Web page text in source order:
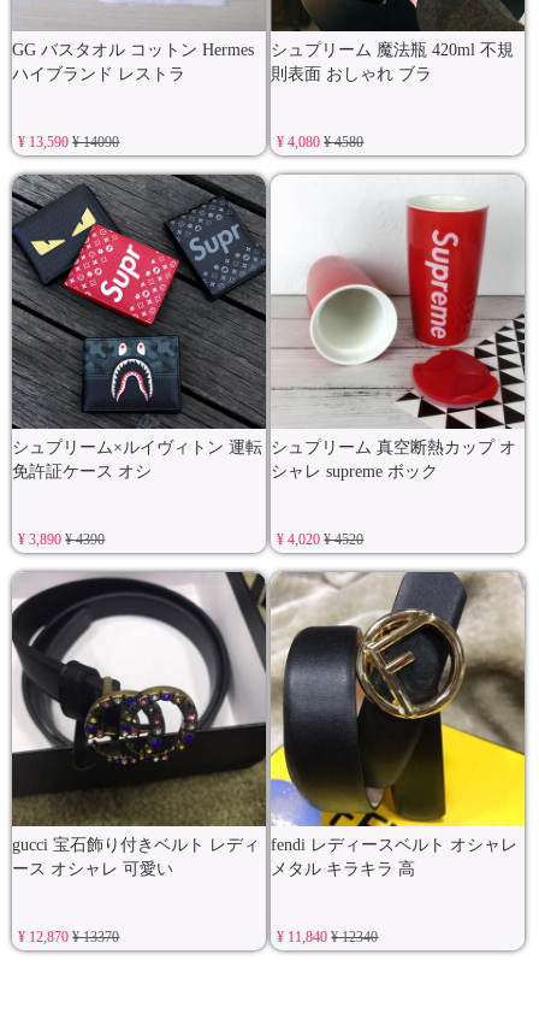
GG バスタオル コットン Hermes
ハイブランド レストラ
¥ 13,590¥ 14090
シュプリーム 魔法瓶 420ml 不規
則表面 おしゃれ ブラ
¥ 4,080¥ 4580
シュプリーム×ルイヴィトン 運転
免許証ケース オシ
¥ 3,890¥ 4390
シュプリーム 真空断熱カップ オ
シャレ supreme ボック
¥ 4,020¥ 4520
gucci 宝石飾り付きベルト レディ
ース オシャレ 可愛い
¥ 12,870¥ 13370
fendi レディースベルト オシャレ
メタル キラキラ 高
¥ 11,840¥ 12340